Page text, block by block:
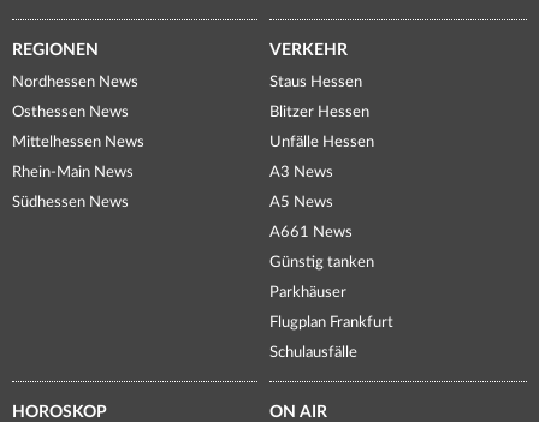
REGIONEN
Nordhessen News
Osthessen News
Mittelhessen News
Rhein-Main News
Südhessen News
VERKEHR
Staus Hessen
Blitzer Hessen
Unfälle Hessen
A3 News
A5 News
A661 News
Günstig tanken
Parkhäuser
Flugplan Frankfurt
Schulausfälle
HOROSKOP ON AIR